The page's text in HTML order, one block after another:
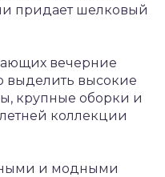
придает шелковый
вечерние
выделить высокие
крупные оборки и
коллекции
и модными